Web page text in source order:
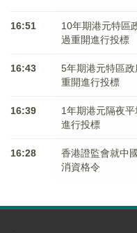
16:51
10年期港元特區
過重開進行投標
16:43
5年期港元特區
重開進行投標
16:39
1年期港元隔夜
進行投標
16:28
香港證監會就中
消資格令